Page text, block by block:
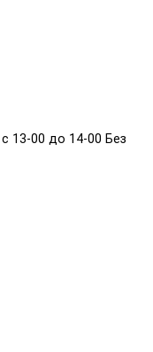
13-00 до 14-00 Без